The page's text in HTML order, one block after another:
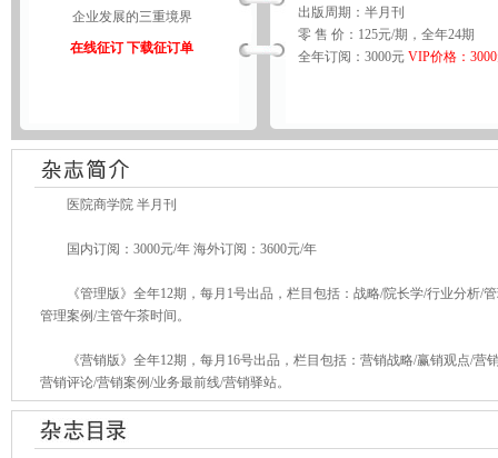
企业发展的三重境界
在线征订 下载征订单
出版周期：半月刊
零 售 价：125元/期，全年24期
全年订阅：3000元 VIP价格：
医院商学院 半月刊
国内订阅：3000元/年 海外订阅：3600元/年
《管理版》全年12期，每月1号出品，栏目包括：战略/院长学/行业分析/
管理案例/主管午茶时间。
《营销版》全年12期，每月16号出品，栏目包括：营销战略/赢销观点/营
营销评论/营销案例/业务最前线/营销驿站。